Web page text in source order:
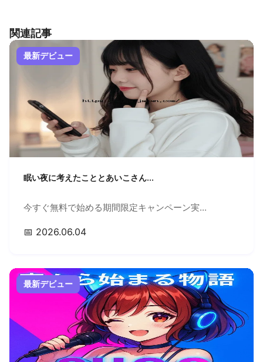
関連記事
最新デビュー
眠い夜に考えたこととあいこさん...
今すぐ無料で始める期間限定キャンペーン実...
📅 2026.06.04
最新デビュー